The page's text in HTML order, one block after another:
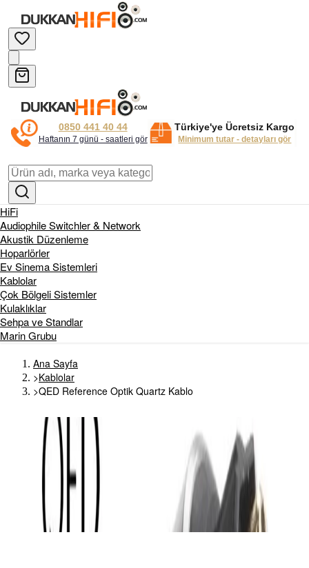
0850 441 40 44
Haftanın 7 günü - saatleri gör
Türkiye'ye Ücretsiz Kargo
Minimum tutar - detayları gör
HiFi
Audiophile Switchler & Network
Akustik Düzenleme
Hoparlörler
Ev Sinema Sistemleri
Kablolar
Çok Bölgeli Sistemler
Kulaklıklar
Sehpa ve Standlar
Marin Grubu
Ana Sayfa
>Kablolar
>QED Reference Optik Quartz Kablo